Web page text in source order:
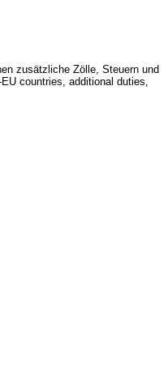
zusätzliche Zölle, Steuern und
countries, additional duties,